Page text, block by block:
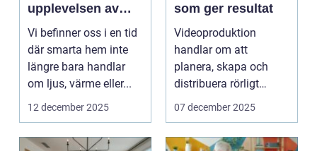
upplevelsen av
smarta hem
Vi befinner oss i en tid
där smarta hem inte
längre bara handlar
om ljus, värme eller...
12 december 2025
som ger resultat
Videoproduktion
handlar om att
planera, skapa och
distribuera rörligt
innehåll som fö...
07 december 2025